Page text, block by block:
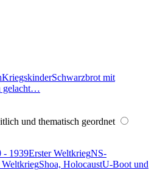
KriegskinderSchwarzbrot mit
gelacht…
und thematisch geordnet
- 1939Erster WeltkriegNS-
Shoa, HolocaustU-Boot und